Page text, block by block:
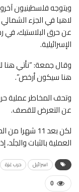
لاهيا في الجزء
عن حرق البلاستيك، في
الإسرائيلية.
وقال جمعة: “نأتي هنا
هنا سيكون أرخص”.
وتحف المخاطر عملية
عن التعرض للقصف.
لكن بعد 11
العملية بالثبات
اسرائيل حرب غزة
0